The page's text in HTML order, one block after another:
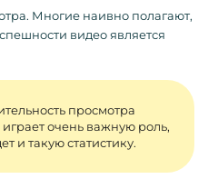
Многие наивно полагают,
видео является
просмотра
очень важную роль,
и такую статистику.